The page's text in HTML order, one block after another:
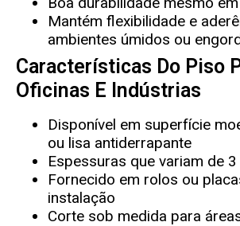
Mantém flexibilidade e
ambientes úmidos ou
Características Do Piso
Oficinas E Indústrias
Disponível em superfície
ou lisa antiderrapante
Espessuras que variam de
Fornecido em rolos ou
instalação
Corte sob medida para